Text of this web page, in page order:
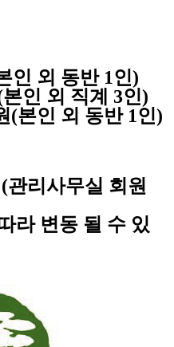
인 외 동반 1인)
본인 외 직계 3인)
(본인 외 동반 1인)
관리사무실 회원
라 변동 될 수 있